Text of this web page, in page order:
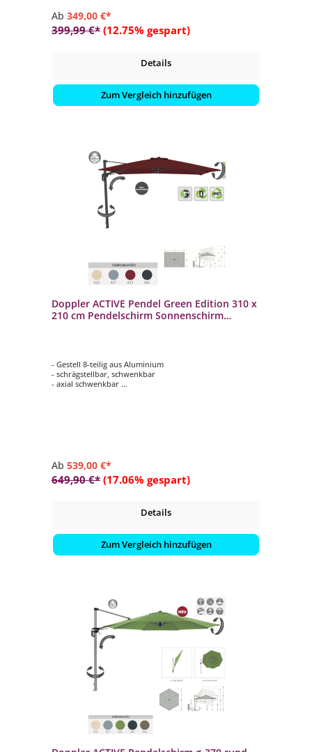
Ab 349,00 €*
399,99 €* (12.75% gespart)
Details
Zum Vergleich hinzufügen
Doppler ACTIVE Pendel Green Edition 310 x
210 cm Pendelschirm Sonnenschirm
- Gestell 8-teilig aus Aluminium
- schrägstellbar, schwenkbar
- axial schwenkbar
Ab 539,00 €*
649,90 €* (17.06% gespart)
Details
Zum Vergleich hinzufügen